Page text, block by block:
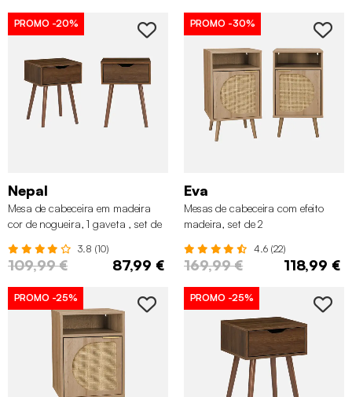
PROMO -20%
Nepal
Mesa de cabeceira em madeira
cor de nogueira, 1 gaveta , set de
3.8 (10)
109,99 € 87,99 €
PROMO -30%
Eva
Mesas de cabeceira com efeito
madeira, set de 2
4.6 (22)
169,99 € 118,99 €
PROMO -25% PROMO -25%